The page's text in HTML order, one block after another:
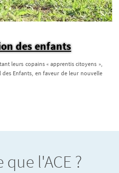
des enfants
leurs copains « apprentis citoyens »,
Enfants, en faveur de leur nouvelle
l'ACE ?